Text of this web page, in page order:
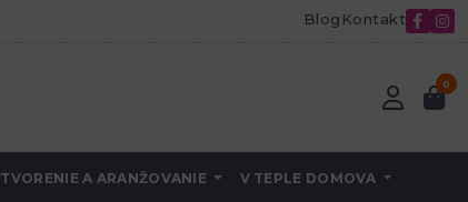
Blog Kontakt
0
TVORENIE A ARANŽOVANIE V TEPLE DOMOVA